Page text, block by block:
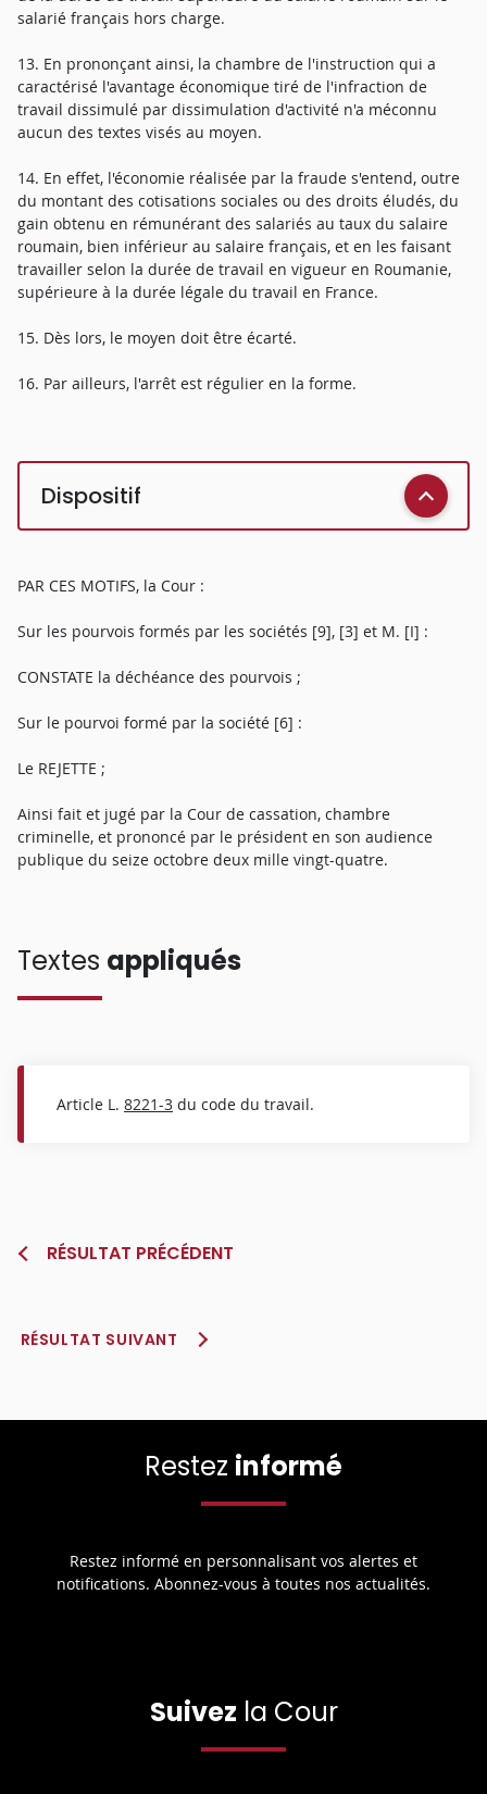
salarié français hors charge.
13. En prononçant ainsi, la chambre de l'instruction qui a
caractérisé l'avantage économique tiré de l'infraction de
travail dissimulé par dissimulation d'activité n'a méconnu
aucun des textes visés au moyen.
14. En effet, l'économie réalisée par la fraude s'entend, outre
du montant des cotisations sociales ou des droits éludés, du
gain obtenu en rémunérant des salariés au taux du salaire
roumain, bien inférieur au salaire français, et en les faisant
travailler selon la durée de travail en vigueur en Roumanie,
supérieure à la durée légale du travail en France.
15. Dès lors, le moyen doit être écarté.
16. Par ailleurs, l'arrêt est régulier en la forme.
Dispositif
PAR CES MOTIFS, la Cour :
Sur les pourvois formés par les sociétés [9], [3] et M. [I] :
CONSTATE la déchéance des pourvois ;
Sur le pourvoi formé par la société [6] :
Le REJETTE ;
Ainsi fait et jugé par la Cour de cassation, chambre
criminelle, et prononcé par le président en son audience
publique du seize octobre deux mille vingt-quatre.
Textes appliqués
Article L. 8221-3 du code du travail.
RÉSULTAT PRÉCÉDENT
RÉSULTAT SUIVANT
Restez informé
Restez informé en personnalisant vos alertes et
notifications. Abonnez-vous à toutes nos actualités.
Suivez la Cour